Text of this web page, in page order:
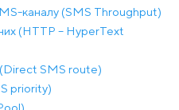
каналу (SMS Throughput)
(HTTP – HyperText
SMS route)
priority)